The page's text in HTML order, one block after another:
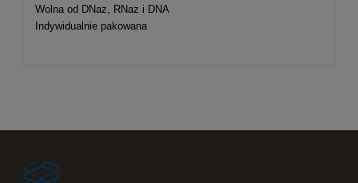
Wolna od DNaz, RNaz i DNA
Indywidualnie pakowana